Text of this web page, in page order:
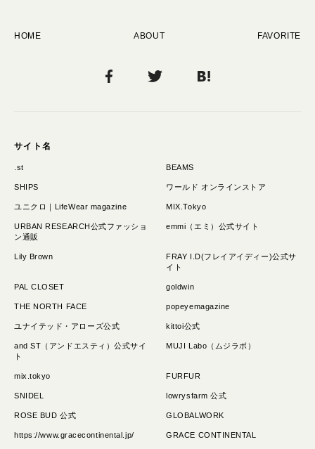
HOME ABOUT FAVORITE
サイト名
.st BEAMS
SHIPS ワールド オンラインストア
ユニクロ｜LifeWear magazine MIX.Tokyo
URBAN RESEARCH公式ファッショ
ン通販
emmi（エミ）公式サイト
Lily Brown
FRAY I.D(フレイアイディー)公式サ
イト
PAL CLOSET goldwin
THE NORTH FACE popeyemagazine
ユナイテッド・アローズ公式 kittoi公式
and ST（アンドエスティ）公式サイ
ト
MUJI Labo（ムジラボ）
mix.tokyo FURFUR
SNIDEL lowrysfarm 公式
ROSE BUD 公式 GLOBALWORK
https://www.gracecontinental.jp/ GRACE CONTINENTAL